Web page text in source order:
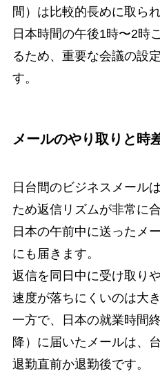
間）は比較的長めに取ら
日本時間の午後1時〜2時
るため、重要な会議の設
す。
メールのやり取りと時
日台間のビジネスメール
ため返信リズムが非常に
日本の午前中に送ったメ
にも届きます。
返信を同日中に受け取り
速度が落ちにくいのは大
一方で、日本の就業時間
降）に届いたメールは、
退勤直前か退勤後です。